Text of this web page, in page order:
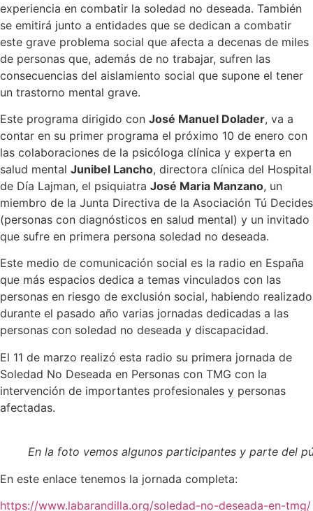
experiencia en combatir la soledad no deseada. También
se emitirá junto a entidades que se dedican a combatir
este grave problema social que afecta a decenas de miles
de personas que, además de no trabajar, sufren las
consecuencias del aislamiento social que supone el tener
un trastorno mental grave.
Este programa dirigido con José Manuel Dolader, va a
contar en su primer programa el próximo 10 de enero con
las colaboraciones de la psicóloga clínica y experta en
salud mental Junibel Lancho, directora clínica del Hospital
de Día Lajman, el psiquiatra José Maria Manzano, un
miembro de la Junta Directiva de la Asociación Tú Decides
(personas con diagnósticos en salud mental) y un invitado
que sufre en primera persona soledad no deseada.
Este medio de comunicación social es la radio en España
que más espacios dedica a temas vinculados con las
personas en riesgo de exclusión social, habiendo realizado
durante el pasado año varias jornadas dedicadas a las
personas con soledad no deseada y discapacidad.
El 11 de marzo realizó esta radio su primera jornada de
Soledad No Deseada en Personas con TMG con la
intervención de importantes profesionales y personas
afectadas.
En la foto vemos algunos participantes y parte del
En este enlace tenemos la jornada completa:
https://www.labarandilla.org/soledad-no-deseada-en-tmg/